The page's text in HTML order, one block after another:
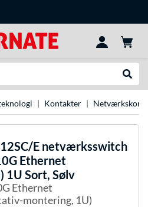
Kontakter
E netværksswitch
Ethernet
Sort, Sølv
Ethernet
montering, 1U)